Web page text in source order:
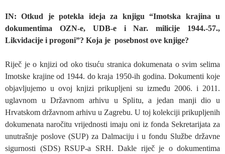
IN: Otkud je potekla ideja za knjigu “Imotska krajina u
dokumentima OZN-e, UDB-e i Nar. milicije 1944.-57.,
Likvidacije i progoni”? Koja je posebnost ove knjige?
Riječ je o knjizi od oko tisuću stranica dokumenata o svim selima
Imotske krajine od 1944. do kraja 1950-ih godina. Dokumenti koje
objavljujemo u ovoj knjizi prikupljeni su između 2006. i 2011.
uglavnom u Državnom arhivu u Splitu, a jedan manji dio u
Hrvatskom državnom arhivu u Zagrebu. U toj kolekciji prikupljenih
dokumenata naročitu vrijednosti imaju oni iz fonda Sekretarijata za
unutrašnje poslove (SUP) za Dalmaciju i u fondu Službe državne
sigurnosti (SDS) RSUP-a SRH. Dakle riječ je o dokumentima